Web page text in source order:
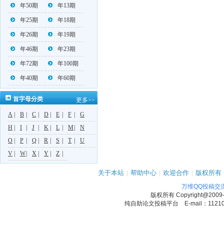
年50期 年13期
年25期 年18期
年26期 年19期
年46期 年23期
年72期 年100期
年40期 年60期
首字母分类 更多>>
A B C D E F
G
H
I J K L M
N
O
P Q R S T
U
V
W X Y Z
关于本站 | 帮助中心 | 欢迎合作 | 版权所有
万维QQ投稿交
版权所有
纯自助论文投稿平台 E-mail：